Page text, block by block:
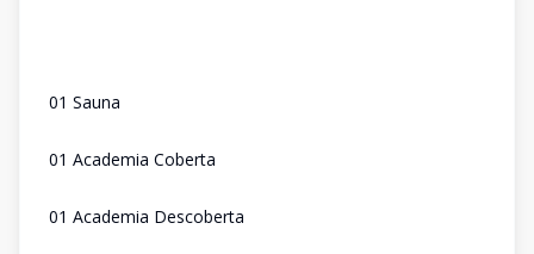
01 Sauna
01 Academia Coberta
01 Academia Descoberta